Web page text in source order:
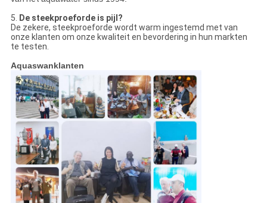
5.
De steekproeforde is pijl?
De zekere, steekproeforde wordt warm ingestemd met van
onze klanten om onze kwaliteit en bevordering in hun markten
te testen.
Aquaswanklanten